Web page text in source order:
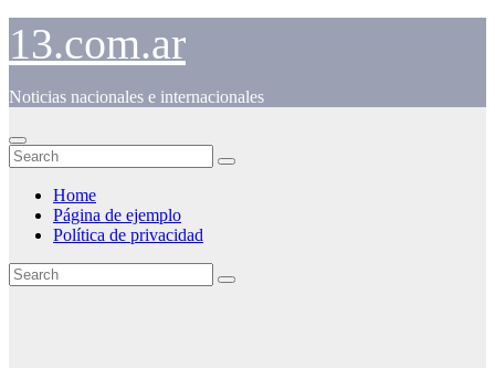
Skip
content
13.com.ar
Noticias nacionales e internacionales
Home
Página de ejemplo
Política de privacidad